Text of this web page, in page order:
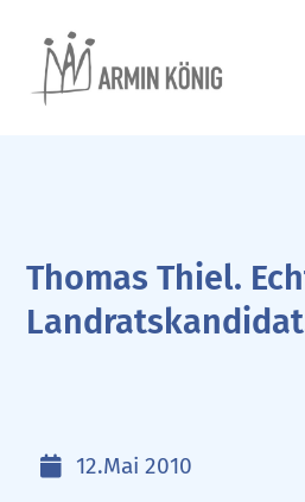
Thomas Thiel.
12.Mai 2010